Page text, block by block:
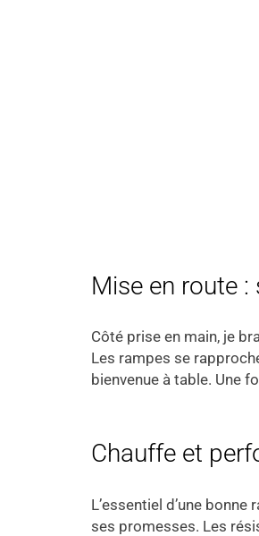
Mise en route
Côté prise en main, je
Les rampes se
bienvenue à table. Une
Chauffe et
L’essentiel d’une
ses promesses. Les